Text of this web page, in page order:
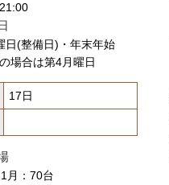
日(整備日)・年末年始
場合は第4月曜日
17日
月：70台